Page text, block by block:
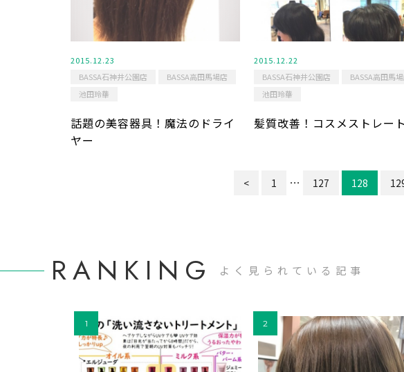
2015.12.23
BASSA石神井公園店
BASSA高田馬場店
池田玲華
話題の美容器具！魔法のドライ
ヤー
2015.12.22
BASSA石神井公園店
BASSA高田馬
池田玲華
髪質改善！コスメストレート
< 1 … 127 128
RANKING よく見られている記事